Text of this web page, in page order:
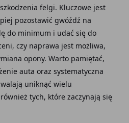
felgi. Kluczowe jest
pozostawić gwóźdź na
do minimum i udać się do
czy naprawa jest możliwa,
opony. Warto pamiętać,
auta oraz systematyczna
uniknąć wielu
tych, które zaczynają się